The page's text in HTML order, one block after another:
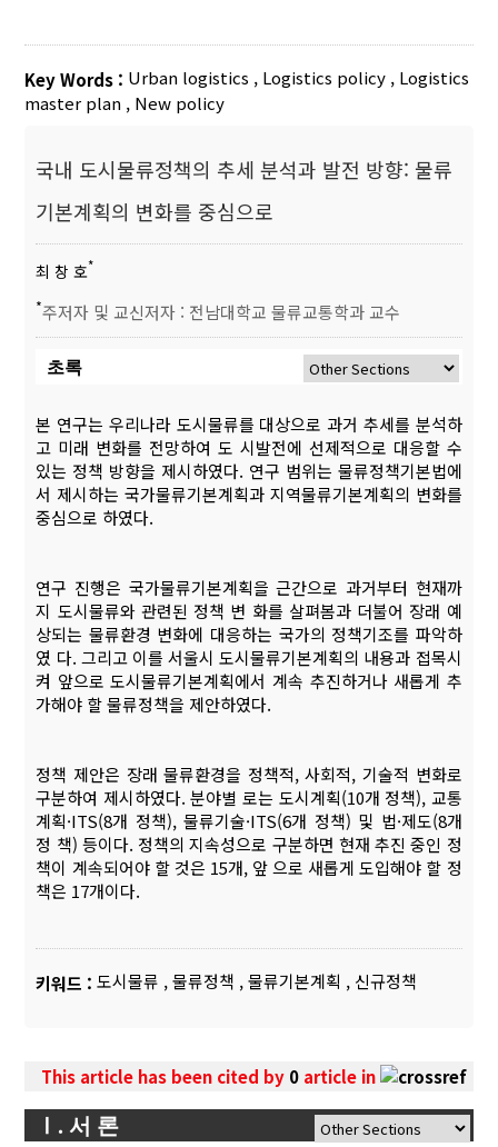
Key Words : Urban logistics , Logistics policy , Logistics
master plan , New policy
국내 도시물류정책의 추세 분석과 발전 방향: 물류
기본계획의 변화를 중심으로
최 창 호*
*주저자 및 교신저자 : 전남대학교 물류교통학과 교수
초록
본 연구는 우리나라 도시물류를 대상으로 과거 추세를 분석하
고 미래 변화를 전망하여 도 시발전에 선제적으로 대응할 수
있는 정책 방향을 제시하였다. 연구 범위는 물류정책기본법에
서 제시하는 국가물류기본계획과 지역물류기본계획의 변화를
중심으로 하였다.
연구 진행은 국가물류기본계획을 근간으로 과거부터 현재까
지 도시물류와 관련된 정책 변 화를 살펴봄과 더불어 장래 예
상되는 물류환경 변화에 대응하는 국가의 정책기조를 파악하
였 다. 그리고 이를 서울시 도시물류기본계획의 내용과 접목시
켜 앞으로 도시물류기본계획에서 계속 추진하거나 새롭게 추
가해야 할 물류정책을 제안하였다.
정책 제안은 장래 물류환경을 정책적, 사회적, 기술적 변화로
구분하여 제시하였다. 분야별 로는 도시계획(10개 정책), 교통
계획·ITS(8개 정책), 물류기술·ITS(6개 정책) 및 법·제도(8개
정 책) 등이다. 정책의 지속성으로 구분하면 현재 추진 중인 정
책이 계속되어야 할 것은 15개, 앞 으로 새롭게 도입해야 할 정
책은 17개이다.
키워드 :도시물류 ,물류정책 ,물류기본계획 , 신규정책
This article has been cited by 0 article in
Ⅰ. 서 론